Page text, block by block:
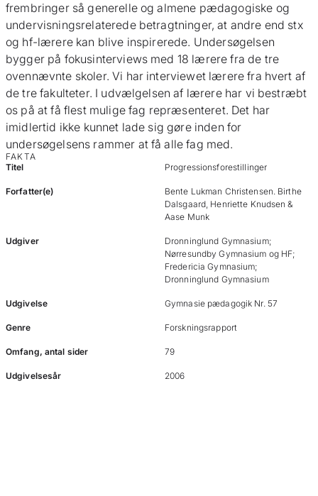
frembringer så generelle og almene pædagogiske og
undervisningsrelaterede betragtninger, at andre end stx
og hf-lærere kan blive inspirerede. Undersøgelsen
bygger på fokusinterviews med 18 lærere fra de tre
ovennævnte skoler. Vi har interviewet lærere fra hvert af
de tre fakulteter. I udvælgelsen af lærere har vi bestræbt
os på at få flest mulige fag repræsenteret. Det har
imidlertid ikke kunnet lade sig gøre inden for
undersøgelsens rammer at få alle fag med.
FAKTA
Titel
Progressionsforestillinger
Forfatter(e)
Bente Lukman Christensen. Birthe
Dalsgaard, Henriette Knudsen &
Aase Munk
Udgiver
Dronninglund Gymnasium;
Nørresundby Gymnasium og HF;
Fredericia Gymnasium;
Dronninglund Gymnasium
Udgivelse Gymnasie pædagogik Nr. 57
Genre Forskningsrapport
Omfang, antal sider 79
Udgivelsesår 2006